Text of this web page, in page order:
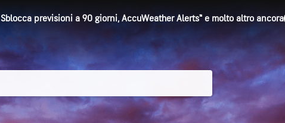
Sblocca previsioni a 90 giorni, AccuWeather Alerts™ e molto altro ancora